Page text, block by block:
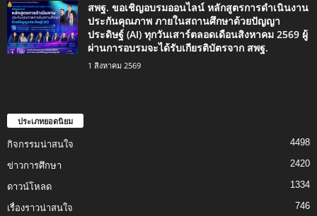
สพฐ. ขอเชิญอบรมออนไลน์ หลักสูตรการดำเนินงาน
ประกันคุณภาพ ภายในสถานศึกษาด้วยปัญญา
ประดิษฐ์ (AI) ทุกวันเสาร์ตลอดเดือนสิงหาคม 2569 ผู้
ผ่านการอบรมจะได้รับเกียรติบัตรจาก สพฐ.
1 สิงหาคม 2569
ประเภทยอดนิยม
กิจกรรมน่าสนใจ 4498
ข่าวการศึกษา 2420
ดาวน์โหลด 1334
เรื่องราวน่าสนใจ 746